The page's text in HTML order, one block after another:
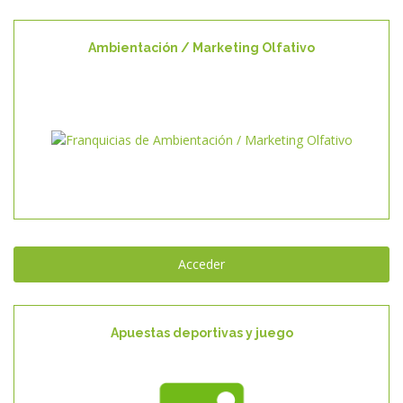
Ambientación / Marketing Olfativo
Ambientación / Marketing Olfativo
Acceder
Apuestas deportivas y juego
Apuestas deportivas y juego